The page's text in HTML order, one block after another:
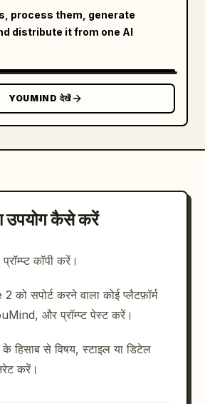
process them, generate
distribute it from one AI
YOUMIND देखें
उपयोग कैसे करें
कॉपी करें।
को सपोर्ट करने वाला कोई प्लैटफ़ॉर्म
और प्रॉम्प्ट पेस्ट करें।
हिसाब से विषय, स्टाइल या डिटेल
करें।